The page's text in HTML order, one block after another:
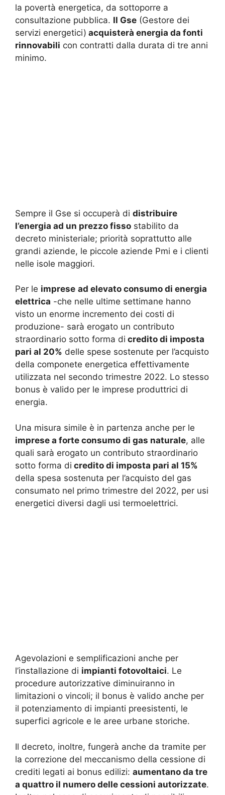
la povertà energetica, da sottoporre a
consultazione pubblica. Il Gse (Gestore dei
servizi energetici) acquisterà energia da fonti
rinnovabili con contratti dalla durata di tre anni
minimo.
Sempre il Gse si occuperà di distribuire
l’energia ad un prezzo fisso stabilito da
decreto ministeriale; priorità soprattutto alle
grandi aziende, le piccole aziende Pmi e i clienti
nelle isole maggiori.
Per le imprese ad elevato consumo di energia
elettrica -che nelle ultime settimane hanno
visto un enorme incremento dei costi di
produzione- sarà erogato un contributo
straordinario sotto forma di credito di imposta
pari al 20% delle spese sostenute per l’acquisto
della componete energetica effettivamente
utilizzata nel secondo trimestre 2022. Lo stesso
bonus è valido per le imprese produttrici di
energia.
Una misura simile è in partenza anche per le
imprese a forte consumo di gas naturale, alle
quali sarà erogato un contributo straordinario
sotto forma di credito di imposta pari al 15%
della spesa sostenuta per l’acquisto del gas
consumato nel primo trimestre del 2022, per usi
energetici diversi dagli usi termoelettrici.
Agevolazioni e semplificazioni anche per
l’installazione di impianti fotovoltaici. Le
procedure autorizzative diminuiranno in
limitazioni o vincoli; il bonus è valido anche per
il potenziamento di impianti preesistenti, le
superfici agricole e le aree urbane storiche.
Il decreto, inoltre, fungerà anche da tramite per
la correzione del meccanismo della cessione di
crediti legati ai bonus edilizi: aumentano da tre
a quattro il numero delle cessioni autorizzate.